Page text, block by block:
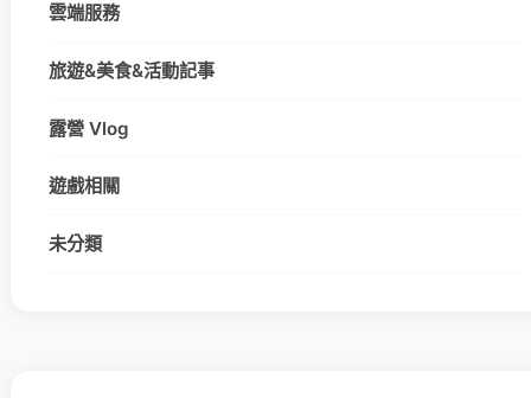
雲端服務
旅遊&美食&活動記事
露營 Vlog
遊戲相關
未分類